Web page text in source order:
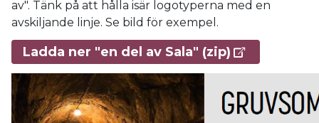
av". Tänk på att hålla isär logotyperna med en
avskiljande linje. Se bild för exempel.
Ladda ner "en del av Sala" (zip)